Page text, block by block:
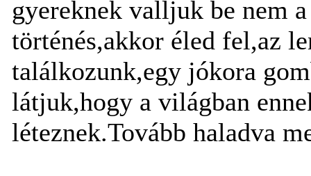
gyereknek valljuk be nem
történés,akkor éled fel,az
találkozunk,egy jókora
látjuk,hogy a világban
léteznek.Tovább haladva